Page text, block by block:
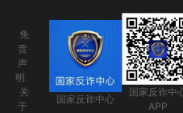
免
责
声
明
关
于
国家反诈中心
国家反诈中
APP